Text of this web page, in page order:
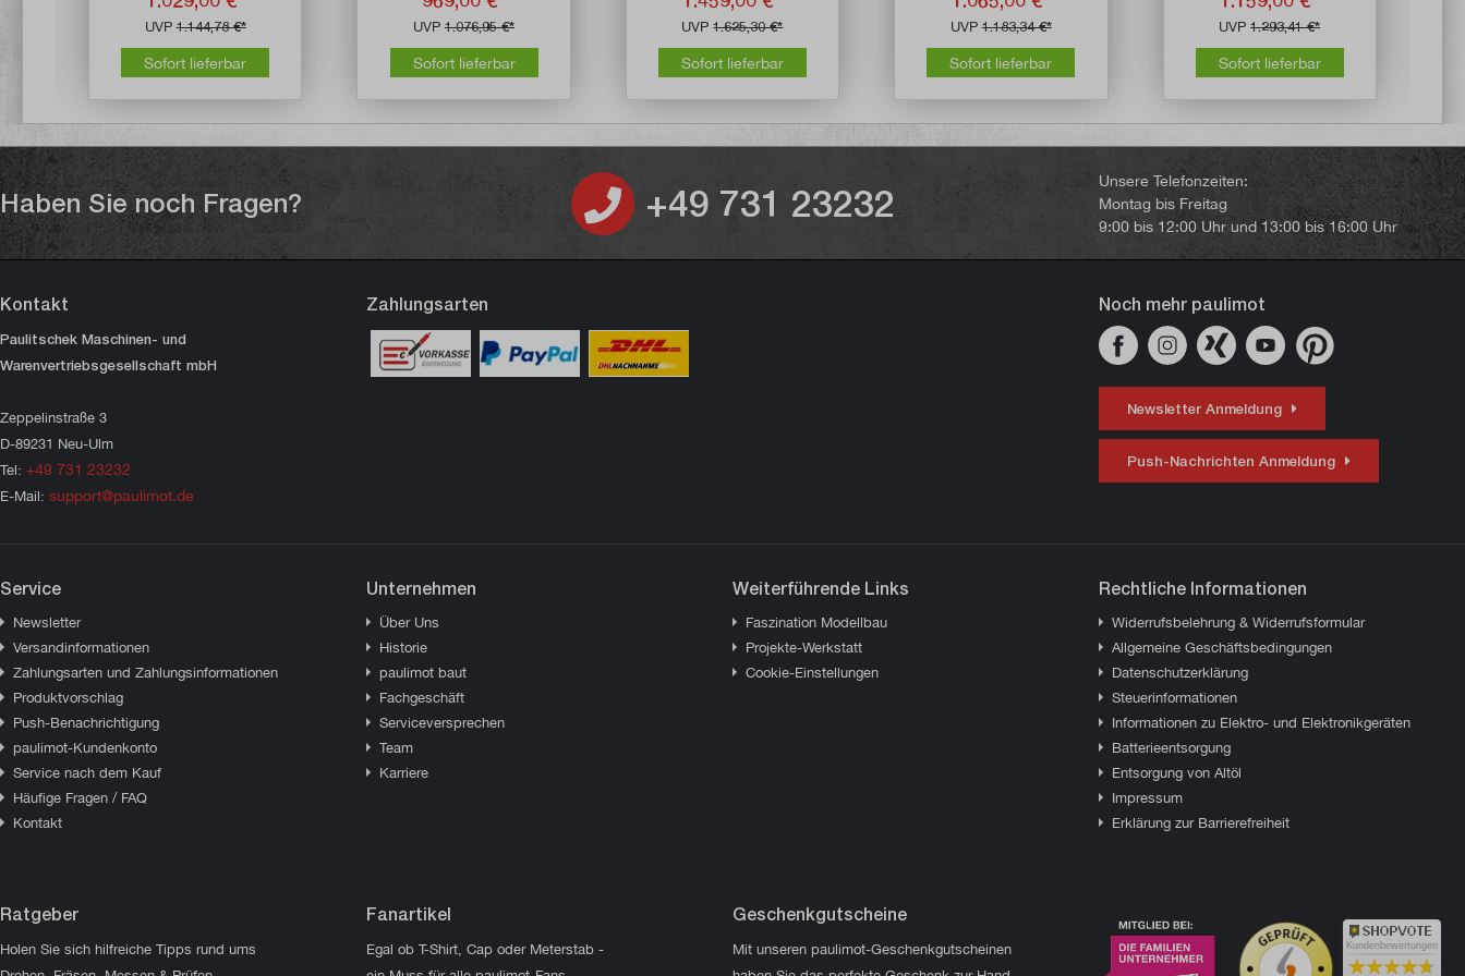
UVP1.144,78 €*
Sofort lieferbar
UVP1.076,95 €*
Sofort lieferbar
UVP1.625,30 €*
Sofort lieferbar
UVP1.183,34 €*
Sofort lieferbar
UVP1.293,41 €*
Sofort lieferbar
Haben Sie noch Fragen? +49 731 23232
Unsere Telefonzeiten:
Montag bis Freitag
9:00 bis 12:00 Uhr und 13:00 bis 16:00 Uhr
Kontakt
Paulitschek Maschinen- und
Warenvertriebsgesellschaft mbH
Zeppelinstraße 3
D-89231 Neu-Ulm
Tel: +49 731 23232
E-Mail: support@paulimot.de
Zahlungsarten Noch mehr paulimot
Newsletter Anmeldung
Push-Nachrichten Anmeldung
Service
Newsletter
Versandinformationen
Zahlungsarten und Zahlungsinformationen
Produktvorschlag
Push-Benachrichtigung
paulimot-Kundenkonto
Service nach dem Kauf
Häufige Fragen / FAQ
Kontakt
Unternehmen
Über Uns
Historie
paulimot baut
Fachgeschäft
Serviceversprechen
Team
Karriere
Weiterführende Links
Faszination Modellbau
Projekte-Werkstatt
Cookie-Einstellungen
Rechtliche Informationen
Widerrufsbelehrung & Widerrufsformular
Allgemeine Geschäftsbedingungen
Datenschutzerklärung
Steuerinformationen
Informationen zu Elektro- und Elektronikgeräten
Batterieentsorgung
Entsorgung von Altöl
Impressum
Erklärung zur Barrierefreiheit
Ratgeber
Holen Sie sich hilfreiche Tipps rund ums
Fanartikel
Egal ob T-Shirt, Cap oder Meterstab -
Geschenkgutscheine
Mit unseren paulimot-Geschenkgutscheinen
Kundenbewertungen